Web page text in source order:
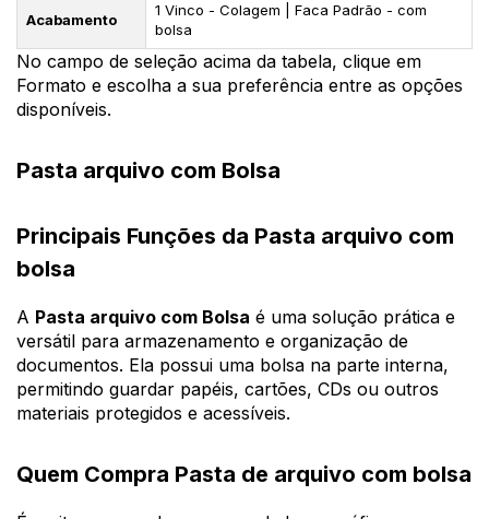
Acabamento
1 Vinco - Colagem | Faca Padrão - com
bolsa
No campo de seleção acima da tabela, clique em
Formato e escolha a sua preferência entre as opções
disponíveis.
Pasta arquivo com Bolsa
Principais Funções da Pasta arquivo com
bolsa
A Pasta arquivo com Bolsa é uma solução prática e
versátil para armazenamento e organização de
documentos. Ela possui uma bolsa na parte interna,
permitindo guardar papéis, cartões, CDs ou outros
materiais protegidos e acessíveis.
Quem Compra Pasta de arquivo com bolsa